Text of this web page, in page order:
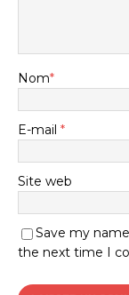
Nom*
E-mail *
Site web
Save my
the next time I